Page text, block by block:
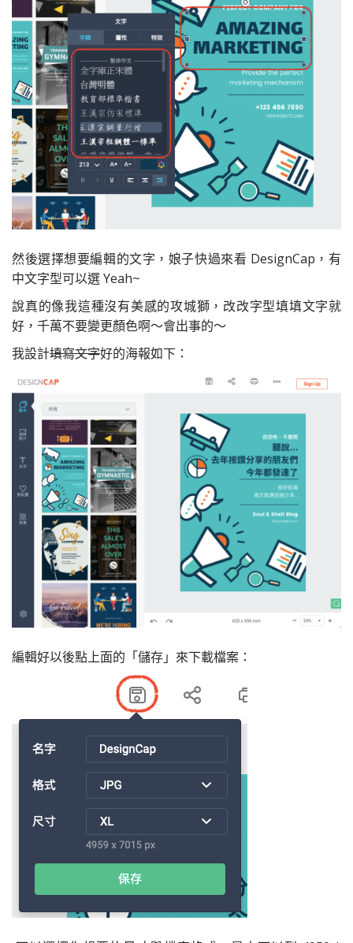
然後選擇想要編輯的文字，娘子快過來看 DesignCap，有
中文字型可以選 Yeah~
說真的像我這種沒有美感的攻城獅，改改字型填填文字就
好，千萬不要變更顏色啊～會出事的～
我設計填寫文字好的海報如下：
編輯好以後點上面的「儲存」來下載檔案：